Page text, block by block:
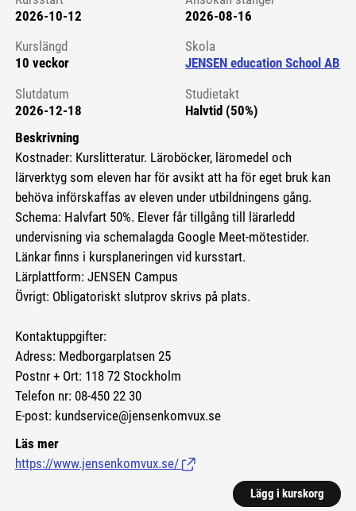
Kursstart 6083908
2026-10-12
2026-08-16
Kurslängd
10 veckor
Skola
JENSEN education School AB
Slutdatum
2026-12-18
Studietakt
Halvtid (50%)
Beskrivning
Kostnader: Kurslitteratur. Läroböcker, läromedel och
lärverktyg som eleven har för avsikt att ha för eget bruk kan
behöva införskaffas av eleven under utbildningens gång.
Schema: Halvfart 50%. Elever får tillgång till lärarledd
undervisning via schemalagda Google Meet-mötestider.
Länkar finns i kursplaneringen vid kursstart.
Lärplattform: JENSEN Campus
Övrigt: Obligatoriskt slutprov skrivs på plats.
Kontaktuppgifter:
Adress: Medborgarplatsen 25
Postnr + Ort: 118 72 Stockholm
Telefon nr: 08-450 22 30
E-post: kundservice@jensenkomvux.se
Läs mer
https://www.jensenkomvux.se/ (Länk till extern sida.)
Lägg i kurskorg